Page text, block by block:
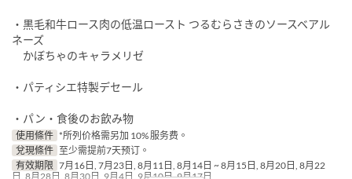
・黒毛和牛ロース肉の低温ロースト つるむらさきのソースベアル
ネーズ
かぼちゃのキャラメリゼ
・パティシエ特製デセール
・パン・食後のお飲み物
使用條件 *所列价格需另加 10% 服务费。
兌現條件 至少需提前7天预订。
有效期限 7月16日, 7月23日, 8月11日, 8月14日 ~ 8月15日, 8月20日, 8月22
日, 8月28日, 8月30日, 9月4日, 9月10日, 9月17日